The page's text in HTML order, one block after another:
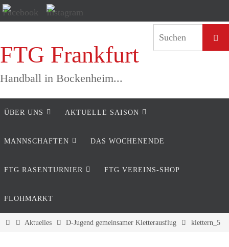
Zum
Inhalt
FTG Frankfurt
Handball in Bockenheim...
Inhalt
ÜBER UNS AKTUELLE SAISON
MANNSCHAFTEN DAS WOCHENENDE
FTG RASENTURNIER FTG VEREINS-SHOP
FLOHMARKT
HomeAktuelles D-Jugend gemeinsamer Kletterausflug klettern_5